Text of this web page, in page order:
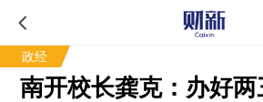
政经
南开校长龚克：办好